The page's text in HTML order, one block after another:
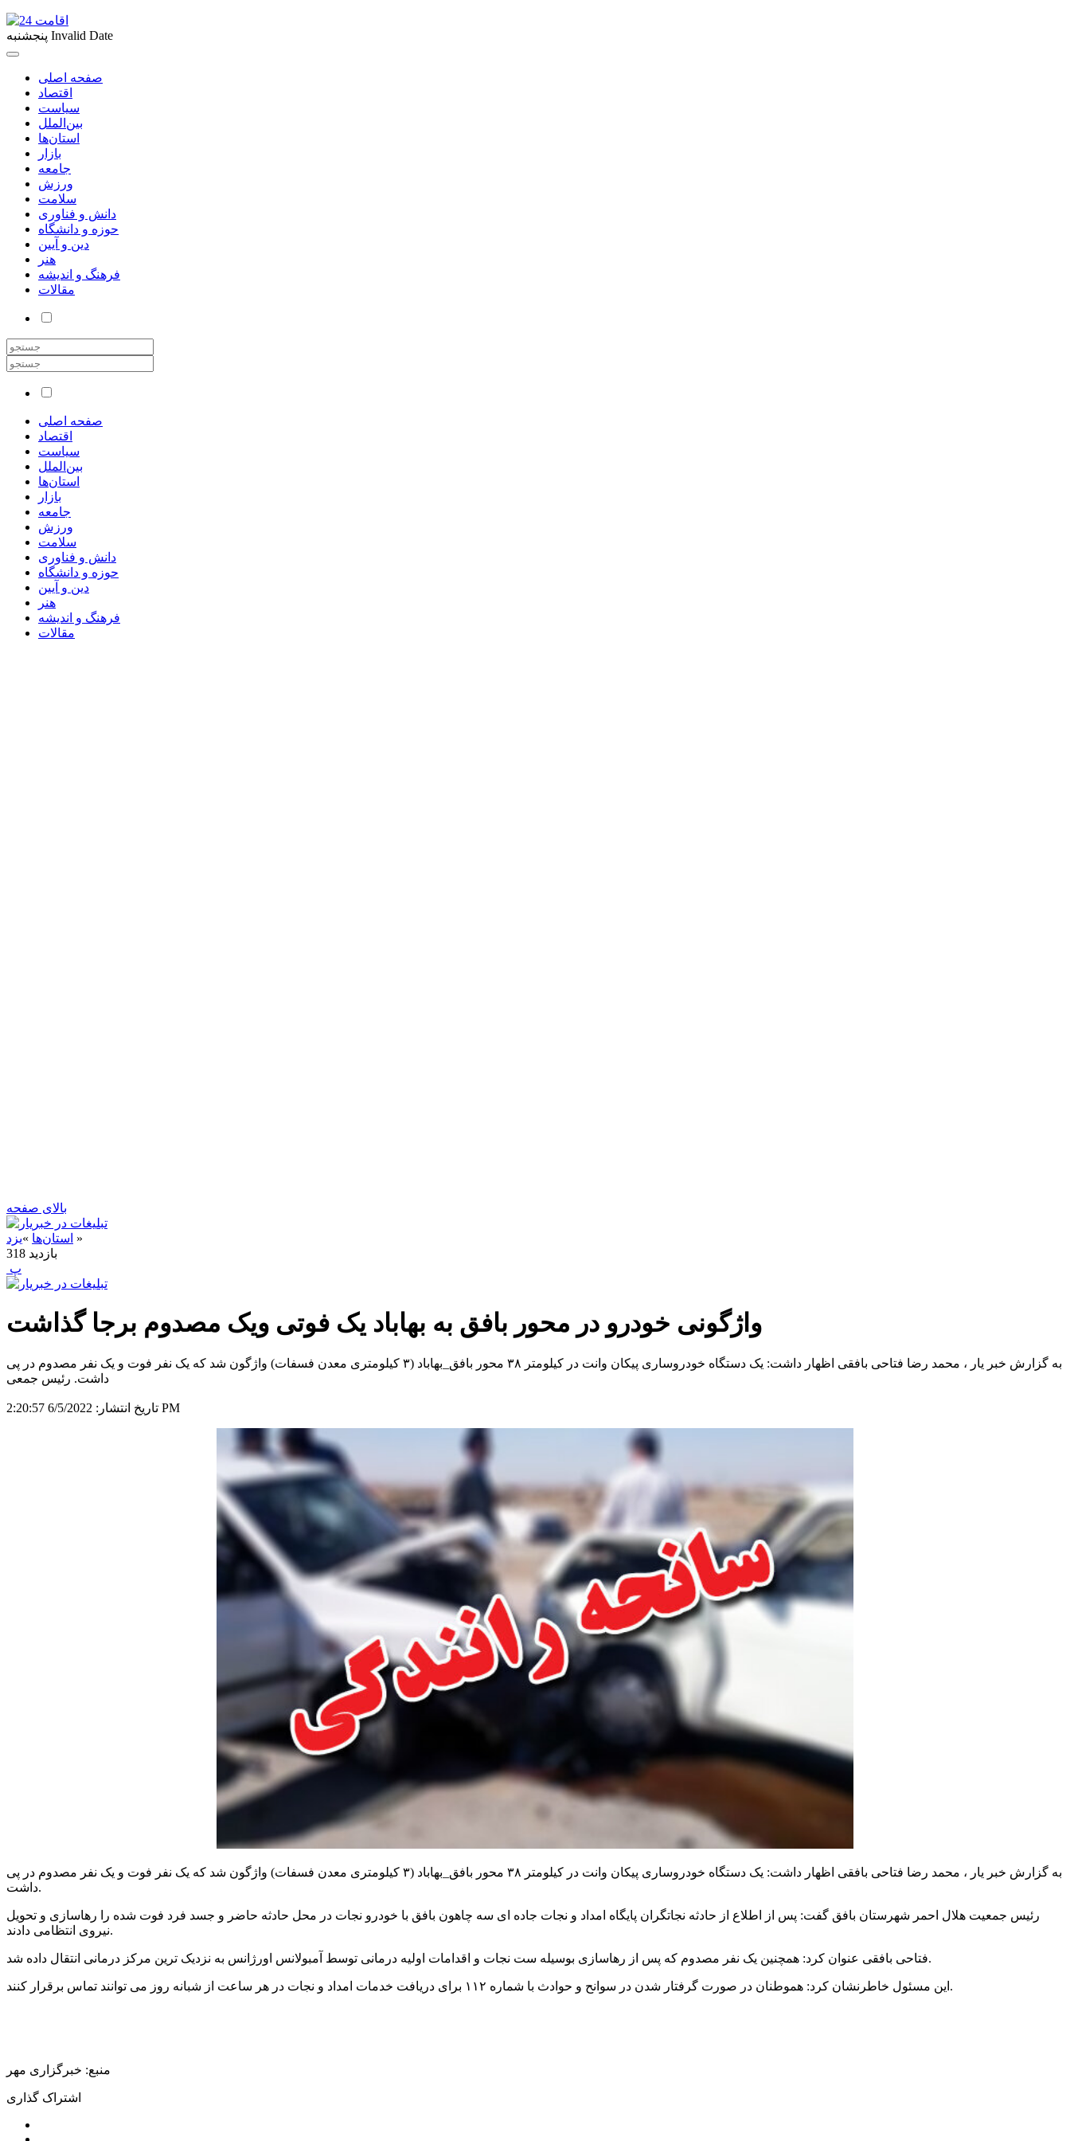
پنجشنبه Invalid Date
صفحه اصلی
اقتصاد
سیاست
بین‌الملل
استان‌ها
بازار
جامعه
ورزش
سلامت
دانش و فناوری
حوزه و دانشگاه
دین و آیین
هنر
فرهنگ و اندیشه
مقالات
صفحه اصلی
اقتصاد
سیاست
بین‌الملل
استان‌ها
بازار
جامعه
ورزش
سلامت
دانش و فناوری
حوزه و دانشگاه
دین و آیین
هنر
فرهنگ و اندیشه
مقالات
بالای صفحه
استان‌ها »یزد
»
318 بازدید
‍ پ
واژگونی خودرو در محور بافق به بهاباد یک فوتی ویک مصدوم برجا گذاشت
به گزارش خبر یار ، محمد رضا فتاحی بافقی اظهار داشت: یک دستگاه خودروساری پیکان وانت در کیلومتر ۳۸ محور بافق_بهاباد (۳ کیلومتری معدن فسفات) واژگون شد که یک نفر فوت و یک نفر مصدوم در پی
داشت. رئیس جمعی
تاریخ انتشار: 6/5/2022 2:20:57 PM
به گزارش خبر یار ، محمد رضا فتاحی بافقی اظهار داشت: یک دستگاه خودروساری پیکان وانت در کیلومتر ۳۸ محور بافق_بهاباد (۳ کیلومتری معدن فسفات) واژگون شد که یک نفر فوت و یک نفر مصدوم در پی
داشت.
رئیس جمعیت هلال احمر شهرستان بافق گفت: پس از اطلاع از حادثه نجاتگران پایگاه امداد و نجات جاده ای سه چاهون بافق با خودرو نجات در محل حادثه حاضر و جسد فرد فوت شده را رهاسازی و تحویل
نیروی انتظامی دادند.
فتاحی بافقی عنوان کرد: همچنین یک نفر مصدوم که پس از رهاسازی بوسیله ست نجات و اقدامات اولیه درمانی توسط آمبولانس اورژانس به نزدیک ترین مرکز درمانی انتقال داده شد.
این مسئول خاطرنشان کرد: هموطنان در صورت گرفتار شدن در سوانح و حوادث با شماره ۱۱۲ برای دریافت خدمات امداد و نجات در هر ساعت از شبانه روز می توانند تماس برقرار کنند.
منبع: خبرگزاری مهر
اشتراک گذاری